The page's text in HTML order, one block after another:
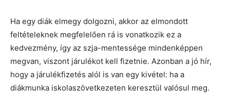
Ha egy diák elmegy dolgozni, akkor az elmondott
feltételeknek megfelelően rá is vonatkozik ez a
kedvezmény, így az szja-mentessége mindenképpen
megvan, viszont járulékot kell fizetnie. Azonban a jó hír,
hogy a járulékfizetés alól is van egy kivétel: ha a
diákmunka iskolaszövetkezeten keresztül valósul meg.